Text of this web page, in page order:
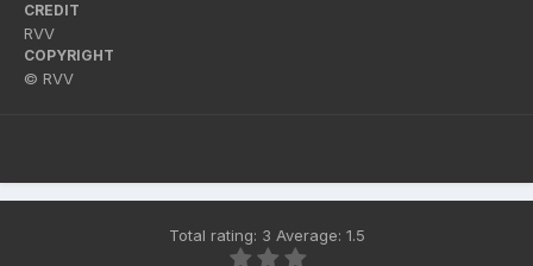
CREDIT
RVV
COPYRIGHT
© RVV
Total rating: 3 Average: 1.5